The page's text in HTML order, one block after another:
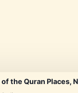
the Quran Places,